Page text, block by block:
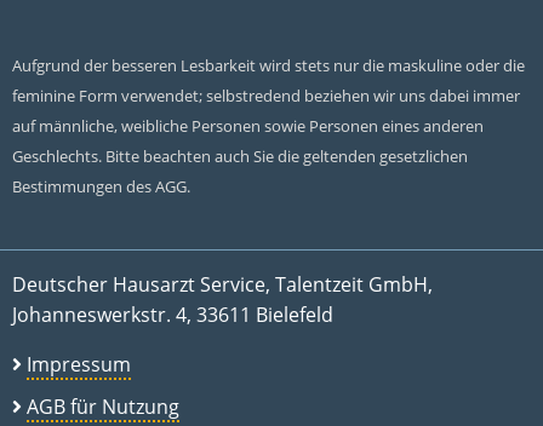
Aufgrund der besseren Lesbarkeit wird stets nur die maskuline oder die
feminine Form verwendet; selbstredend beziehen wir uns dabei immer
auf männliche, weibliche Personen sowie Personen eines anderen
Geschlechts. Bitte beachten auch Sie die geltenden gesetzlichen
Bestimmungen des AGG.
Deutscher Hausarzt Service, Talentzeit GmbH,
Johanneswerkstr. 4, 33611 Bielefeld
Impressum
AGB für Nutzung